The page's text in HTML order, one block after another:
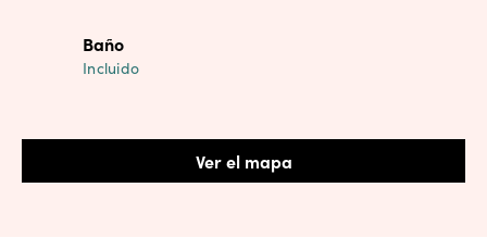
Baño
Incluido
Ver el mapa